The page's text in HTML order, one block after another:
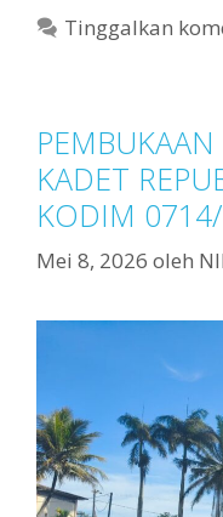
Tinggalkan
KADET
KODIM
Mei 8, 2026 oleh